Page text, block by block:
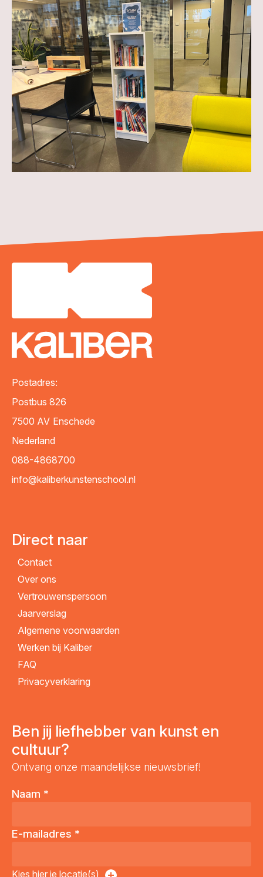
Postadres:
Postbus 826
7500 AV Enschede
Nederland
088-4868700
info@kaliberkunstenschool.nl
Direct naar
Contact
Over ons
Vertrouwenspersoon
Jaarverslag
Algemene voorwaarden
Werken bij Kaliber
FAQ
Privacyverklaring
Ben jij liefhebber van kunst en
cultuur?
Ontvang onze maandelijkse nieuwsbrief!
Naam *
E-mailadres *
Kies hier je locatie(s)